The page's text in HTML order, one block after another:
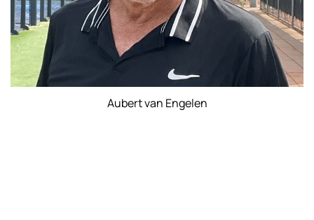
Aubert van Engelen